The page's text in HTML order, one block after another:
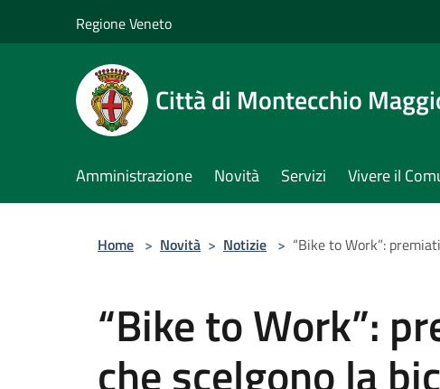
Regione Veneto
Città di Montecchio
Amministrazione Novità Servizi Vivere il
Home > Novità > Notizie > “Bike to Work”:
“Bike to Work”: